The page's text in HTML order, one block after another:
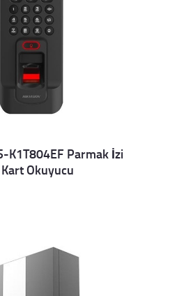
K1T804EF Parmak İzi
Okuyucu